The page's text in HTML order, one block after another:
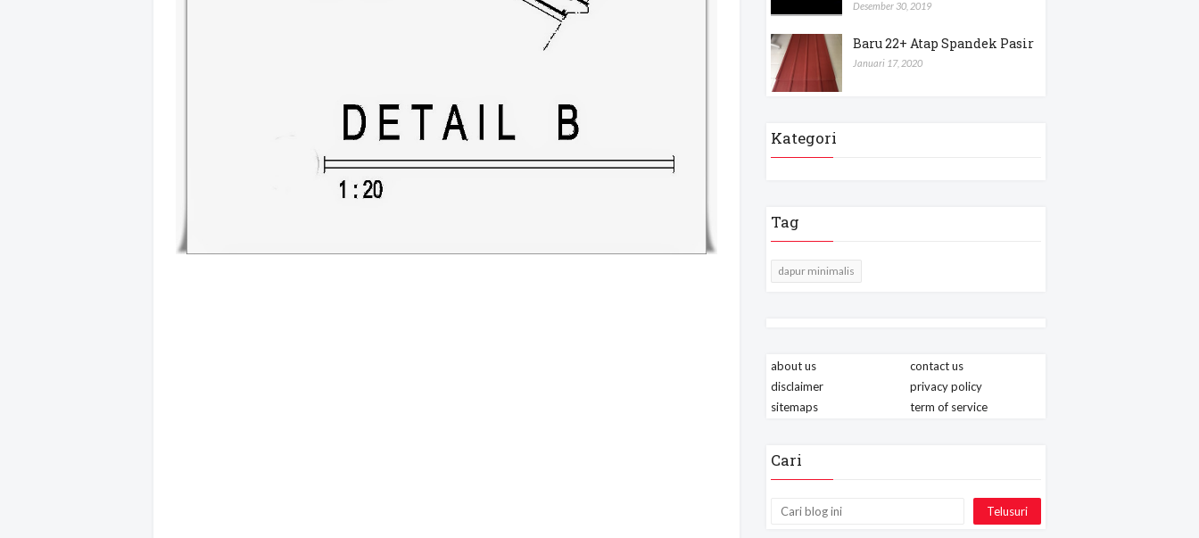
Desember 30, 2019
Baru 22+ Atap Spandek Pasir
Januari 17, 2020
Kategori
Tag
dapur minimalis
about us
contact us
disclaimer
privacy policy
sitemaps
term of service
Cari